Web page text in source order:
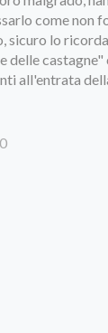
come non
sicuro lo
delle
all'entrata